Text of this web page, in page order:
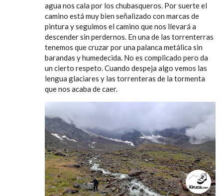
agua nos cala por los chubasqueros. Por suerte el
camino está muy bien señalizado con marcas de
pintura y seguimos el camino que nos llevará a
descender sin perdernos. En una de las torrenterras
tenemos que cruzar por una palanca metálica sin
barandas y humedecida. No es complicado pero da
un cierto respeto. Cuando despeja algo vemos las
lengua glaciares y las torrenteras de la tormenta
que nos acaba de caer.